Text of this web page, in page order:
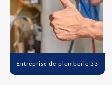
Entreprise de plomberie 33